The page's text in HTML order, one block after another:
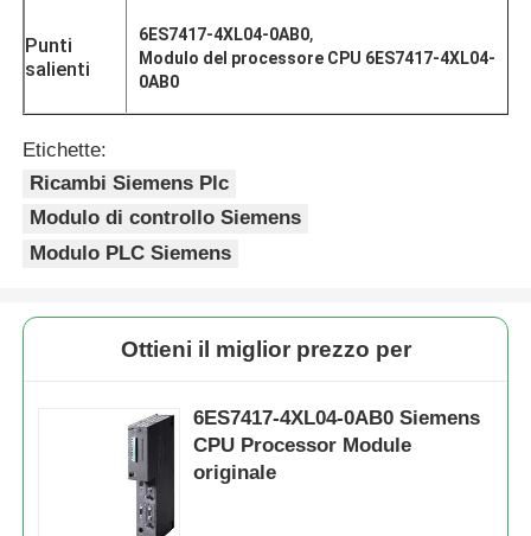
Punti
salienti
6ES7417-4XL04-0AB0,
Modulo del processore CPU 6ES7417-4XL04-
0AB0
Etichette:
Ricambi Siemens Plc
Modulo di controllo Siemens
Modulo PLC Siemens
Ottieni il miglior prezzo per
6ES7417-4XL04-0AB0 Siemens
CPU Processor Module
originale